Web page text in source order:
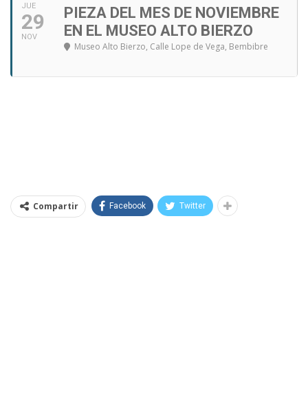
JUE
29
NOV
PIEZA DEL MES DE NOVIEMBRE
EN EL MUSEO ALTO BIERZO
Museo Alto Bierzo, Calle Lope de Vega, Bembibre
Compartir Facebook Twitter